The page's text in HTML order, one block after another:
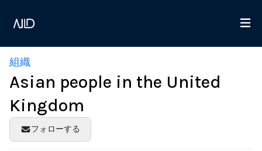
組織
Asian people in the United
Kingdom
フォローする